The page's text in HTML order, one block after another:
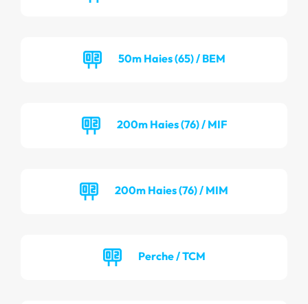
50m Haies (65) / BEM
200m Haies (76) / MIF
200m Haies (76) / MIM
Perche / TCM